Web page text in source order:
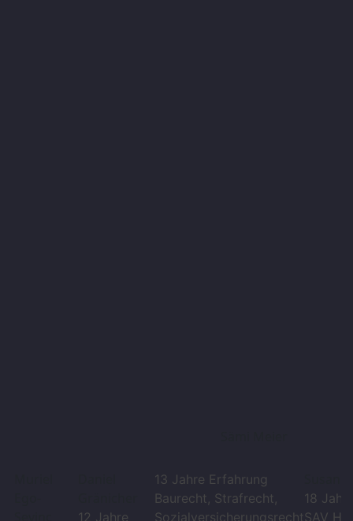
12 Jahre
13 Jahre Erfahrung
Baurecht, Strafrecht,
Sozialversicherungsrecht
18
SAV